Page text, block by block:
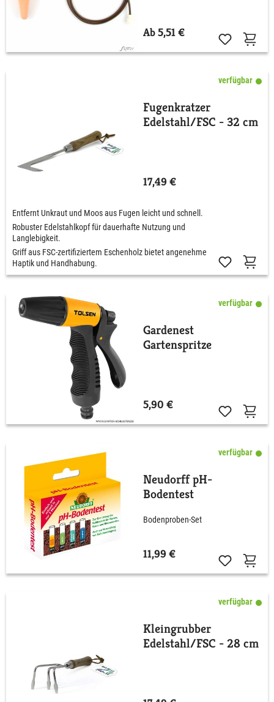
Ab 5,51 €
verfügbar
Fugenkratzer
Edelstahl/FSC - 32 cm
17,49 €
Entfernt Unkraut und Moos aus Fugen leicht und schnell.
Robuster Edelstahlkopf für dauerhafte Nutzung und
Langlebigkeit.
Griff aus FSC-zertifiziertem Eschenholz bietet angenehme
Haptik und Handhabung.
verfügbar
Gardenest
Gartenspritze
5,90 €
verfügbar
Neudorff pH-
Bodentest
Bodenproben-Set
11,99 €
verfügbar
Kleingrubber
Edelstahl/FSC - 28 cm